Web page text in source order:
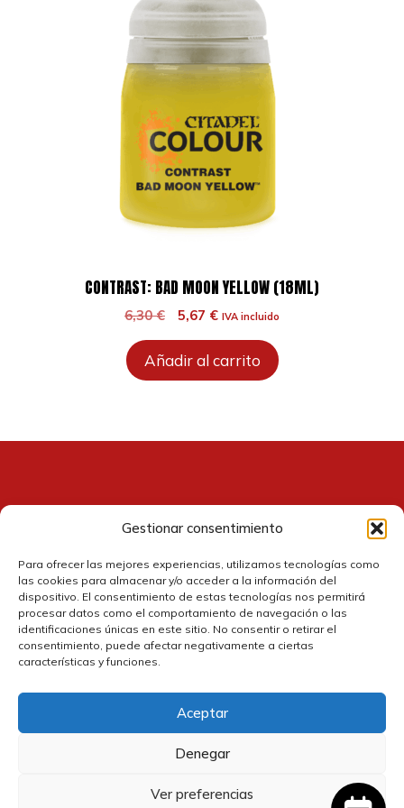
Gestionar consentimiento
Para ofrecer las mejores experiencias, utilizamos tecnologías como
las cookies para almacenar y/o acceder a la información del
dispositivo. El consentimiento de estas tecnologías nos permitirá
procesar datos como el comportamiento de navegación o las
identificaciones únicas en este sitio. No consentir o retirar el
consentimiento, puede afectar negativamente a ciertas
características y funciones.
Aceptar
Denegar
Ver preferencias
CONTRAST: BAD MOON YELLOW (18ML)
6,30€
El
original
era:
5,67 €El
actual
es:
IVA incluido
Añadir al carrito
Contacto